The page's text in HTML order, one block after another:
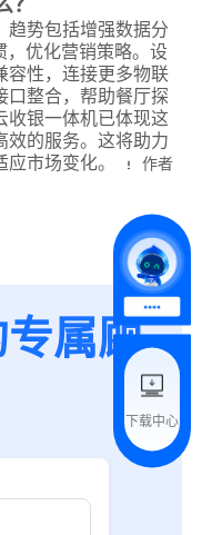
趋势包括增强数据分
优化营销策略。设
容性，连接更多物联
口整合，帮助餐厅探
收银一体机已体现这
效的服务。这将助力
市场变化。
作者
属顾
下载中心
优惠